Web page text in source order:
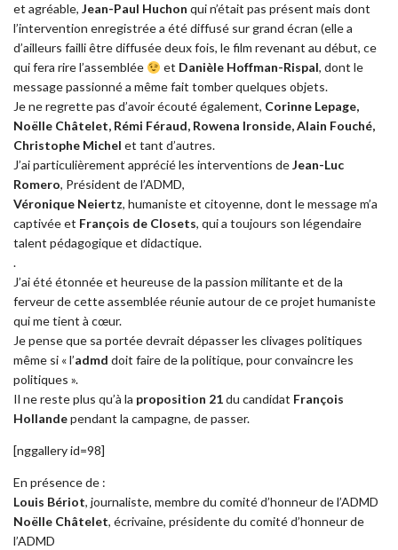
et agréable, Jean-Paul Huchon qui n’était pas présent mais dont
l’intervention enregistrée a été diffusé sur grand écran (elle a
d’ailleurs failli être diffusée deux fois, le film revenant au début, ce
qui fera rire l’assemblée
et Danièle Hoffman-Rispal, dont le
message passionné a même fait tomber quelques objets.
Je ne regrette pas d’avoir écouté également, Corinne Lepage,
Noëlle Châtelet, Rémi Féraud, Rowena Ironside, Alain Fouché,
Christophe Michel et tant d’autres.
J’ai particulièrement apprécié les interventions deJean-Luc
Romero, Président de l’ADMD,
Véronique Neiertz, humaniste et citoyenne, dont le message m’a
captivée et François de Closets, qui a toujours son légendaire
talent pédagogique et didactique.
.
J’ai été étonnée et heureuse de la passion militante et de la
ferveur de cette assemblée réunie autour de ce projet humaniste
qui me tient à cœur.
Je pense que sa portée devrait dépasser les clivages politiques
même si « l’admd doit faire de la politique, pour convaincre les
politiques ».
Il ne reste plus qu’à la proposition 21du candidat François
Hollandependant la campagne, de passer.
[nggallery id=98]
En présence de :
Louis Bériot, journaliste, membre du comité d’honneur de l’ADMD
Noëlle Châtelet, écrivaine, présidente du comité d’honneur de
l’ADMD